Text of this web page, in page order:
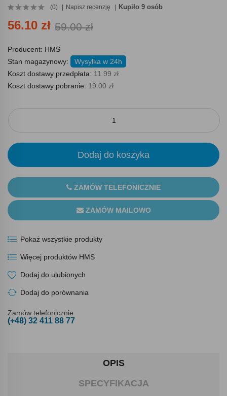
(0) Napisz recenzję Kupiło 9 osób
56.10 zł 59.00 zł
Producent: HMS
Stan magazynowy:
Wysyłka w 24h
Koszt dostawy przedpłata: 11.99 zł
Koszt dostawy pobranie: 19.00 zł
Dodaj do koszyka
ZAMÓW TELEFONICZNIE
ZAMÓW MAILOWO
Pokaż wszystkie produkty
Więcej produktów HMS
Dodaj do ulubionych
Dodaj do porównania
Zamów telefonicznie
(+48) 32 411 88 77
OPIS
SPECYFIKACJA